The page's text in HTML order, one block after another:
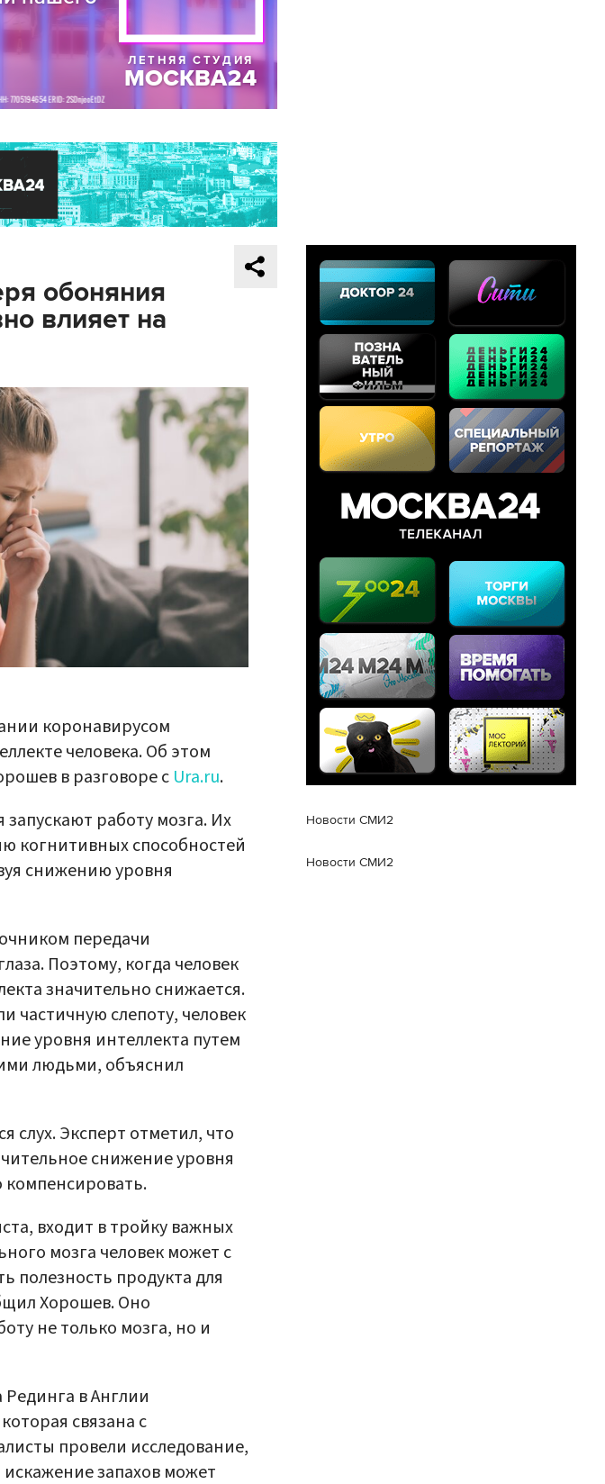
обоняния
влияет на
коронавирусом
человека. Об этом
в разговоре с Ura.ru.
работу мозга. Их
когнитивных способностей
снижению уровня
передачи
Поэтому, когда человек
значительно снижается.
частичную слепоту, человек
уровня интеллекта путем
людьми, объяснил
слух. Эксперт отметил, что
снижение уровня
входит в тройку важных
мозга человек может с
полезность продукта для
Хорошев. Оно
не только мозга, но и
в Англии
связана с
провели исследование,
запахов может
Новости СМИ2
Новости СМИ2